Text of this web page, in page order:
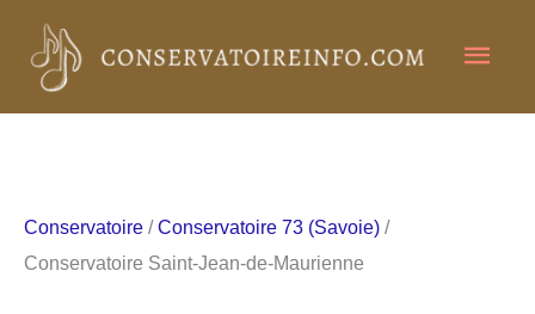
contenu
Conservatoire /Conservatoire 73 (Savoie) /
Conservatoire Saint-Jean-de-Maurienne